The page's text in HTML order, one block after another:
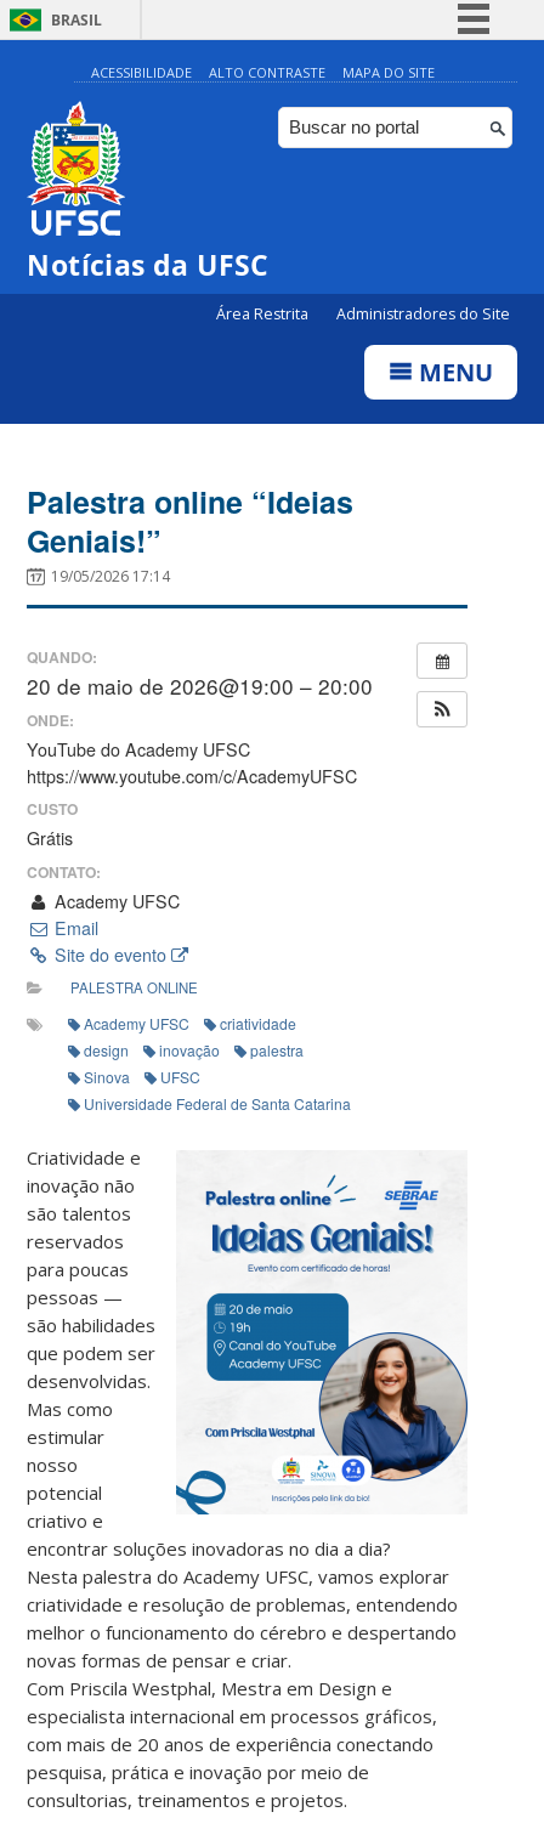
BRASIL
Simplifique!
Comunica BR
Participe
ACESSIBILIDADE ALTO CONTRASTE MAPA DO SITE
Notícias da UFSC
Área Restrita Administradores do Site
MENU
Palestra online “Ideias
Geniais!”
19/05/2026 17:14
QUANDO:
20 de maio de 2026@19:00 – 20:00
ONDE:
YouTube do Academy UFSC
https://www.youtube.com/c/AcademyUFSC
CUSTO
Grátis
CONTATO:
Academy UFSC
Email
Site do evento
PALESTRA ONLINE
Academy UFSC
criatividade
design
inovação
palestra
Sinova
UFSC
Universidade Federal de Santa Catarina
Criatividade e
inovação não
são talentos
reservados
para poucas
pessoas —
são habilidades
que podem ser
desenvolvidas.
Mas como
estimular
nosso
potencial
criativo e
encontrar soluções inovadoras no dia a dia?
Nesta palestra do Academy UFSC, vamos explorar
criatividade e resolução de problemas, entendendo
melhor o funcionamento do cérebro e despertando
novas formas de pensar e criar.
Com Priscila Westphal, Mestra em Design e
especialista internacional em processos gráficos,
com mais de 20 anos de experiência conectando
pesquisa, prática e inovação por meio de
consultorias, treinamentos e projetos.